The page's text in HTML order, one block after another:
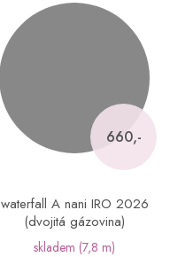
660,-
waterfall A nani IRO 2026
(dvojitá gázovina)
skladem (7,8 m)